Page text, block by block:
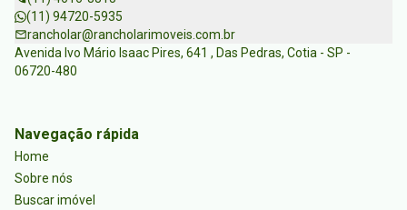
(11) 94720-5935
rancholar@rancholarimoveis.com.br
Avenida Ivo Mário Isaac Pires, 641 , Das Pedras, Cotia - SP -
06720-480
Navegação rápida
Home
Sobre nós
Buscar imóvel